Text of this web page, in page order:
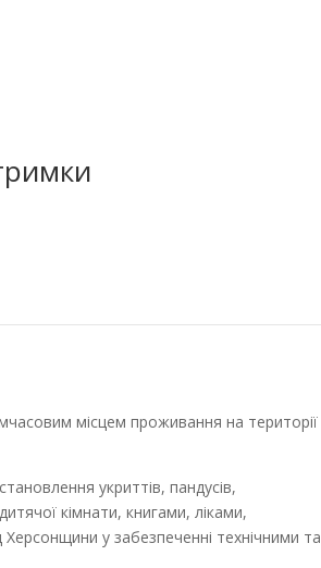
місцем проживання на території
укриттів, пандусів,
кімнати, книгами, ліками,
у забезпеченні технічними та